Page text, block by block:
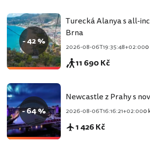
- 42 %
Turecká Alanya s all-
Brna
2026-08-06T19:35:48+02:00
11 690 Kč
- 64 %
Newcastle z Prahy s
2026-08-06T16:16:21+02:000
1 426 Kč